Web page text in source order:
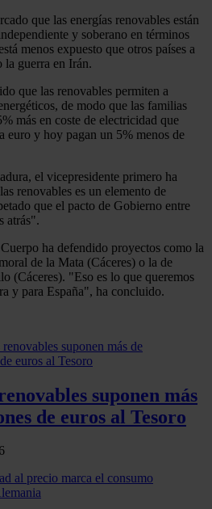
que las energías renovables están
y soberano en términos
menos expuesto que otros países a
la guerra en Irán.
que las renovables permiten a
de modo que las familias
más en coste de electricidad que
euro y hoy pagan un 5% menos de
el vicepresidente primero ha
renovables es un elemento de
que el pacto de Gobierno entre
atrás".
ha defendido proyectos como la
de la Mata (Cáceres) o la de
(Cáceres). "Eso es lo que queremos
y para España", ha concluido.
suponen más
de euros al Tesoro